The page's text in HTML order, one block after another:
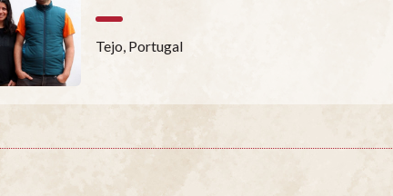
Tejo, Portugal